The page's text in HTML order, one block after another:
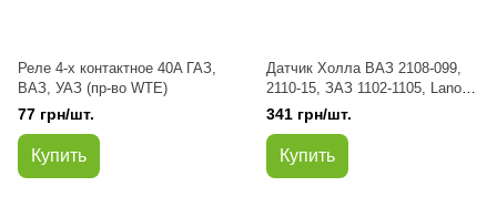
Реле 4-х контактное 40A ГАЗ,
ВАЗ, УАЗ (пр-во WTE)
77 грн/шт.
Купить
Датчик Холла ВАЗ 2108-099,
2110-15, ЗАЗ 1102-1105, Lanos
55.3769000 (пр-во АвтоВАЗ)
341 грн/шт.
Купить